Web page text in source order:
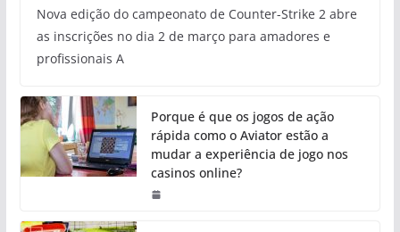
Nova edição do campeonato de Counter-Strike 2 abre
as inscrições no dia 2 de março para amadores e
profissionais A
Porque é que os jogos de ação
rápida como o Aviator estão a
mudar a experiência de jogo nos
casinos online?